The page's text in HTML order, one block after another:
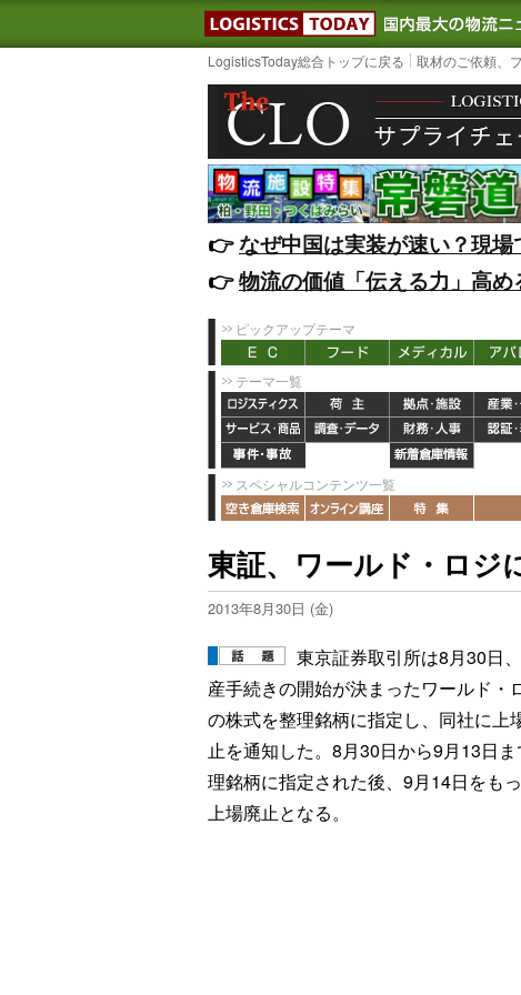
LOGISTICS
LogisticsToday総合トップに戻る 取材のご依頼、
👉️なぜ中国は実装が速い？現
👉️物流の価値「伝える力」高
ピックアップテーマ
テーマ一覧
スペシャルコンテンツ一覧
東証、ワールド・ロジ
2013年8月30日 (金)
東京証券取引所は8月30日
産手続きの開始が決まったワールド・
の株式を整理銘柄に指定し、同社に上
止を通知した。8月30日から9月13日
理銘柄に指定された後、9月14日をも
上場廃止となる。